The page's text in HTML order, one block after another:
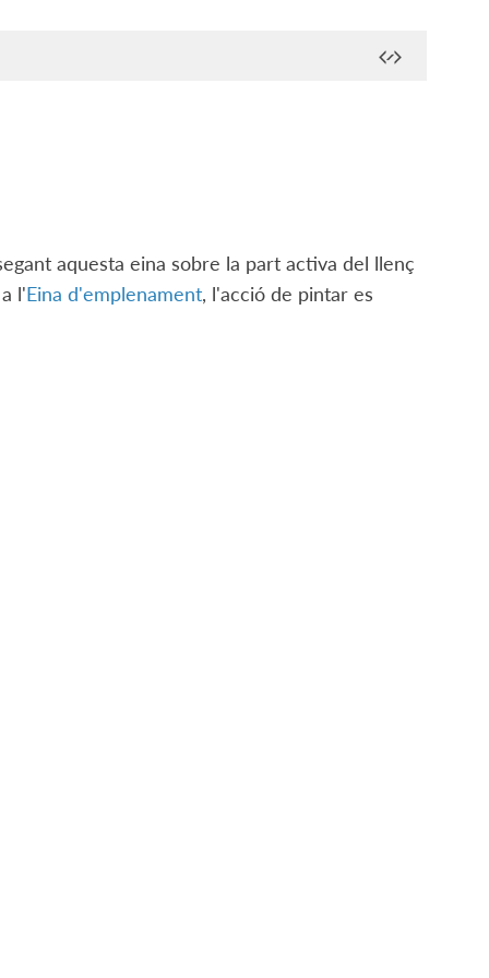
aquesta eina sobre la part activa del llenç
l'Eina d'emplenament, l'acció de pintar es